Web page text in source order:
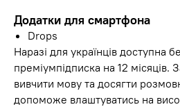
Додатки для смартфона
Drops
Наразі для українців доступна
преміумпідписка на 12 місяців.
вивчити мову та досягти
допоможе влаштуватись на